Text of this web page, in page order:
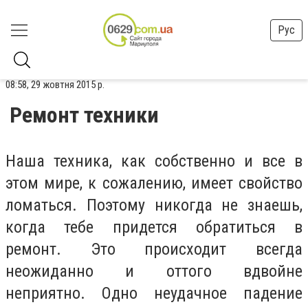
Рус
08:58, 29 жовтня 2015 р.
Ремонт техники
Наша техника, как собственно и все в
этом мире, к сожалению, имеет свойство
ломаться. Поэтому никогда не знаешь,
когда тебе придется обратиться в
ремонт. Это происходит всегда
неожиданно и оттого вдвойне
неприятно. Одно неудачное падение